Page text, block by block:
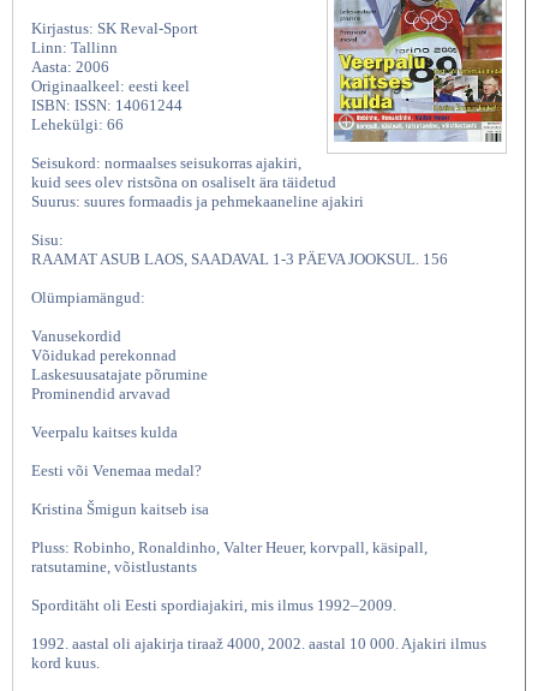
Kirjastus: SK Reval-Sport
Linn: Tallinn
Aasta: 2006
Originaalkeel: eesti keel
ISBN: ISSN: 14061244
Lehekülgi: 66
Seisukord: normaalses seisukorras ajakiri,
kuid sees olev ristsõna on osaliselt ära täidetud
Suurus: suures formaadis ja pehmekaaneline ajakiri
Sisu:
RAAMAT ASUB LAOS, SAADAVAL 1-3 PÄEVA JOOKSUL. 156
Olümpiamängud:
Vanusekordid
Võidukad perekonnad
Laskesuusatajate põrumine
Prominendid arvavad
Veerpalu kaitses kulda
Eesti või Venemaa medal?
Kristina Šmigun kaitseb isa
Pluss: Robinho, Ronaldinho, Valter Heuer, korvpall, käsipall,
ratsutamine, võistlustants
Sporditäht oli Eesti spordiajakiri, mis ilmus 1992–2009.
1992. aastal oli ajakirja tiraaž 4000, 2002. aastal 10 000. Ajakiri ilmus
kord kuus.